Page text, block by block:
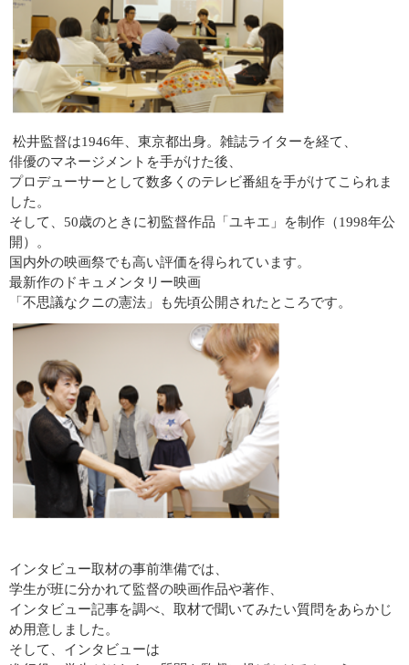
松井監督は1946年、東京都出身。雑誌ライターを経て、
俳優のマネージメントを手がけた後、
プロデューサーとして数多くのテレビ番組を手がけてこられま
した。
そして、50歳のときに初監督作品「ユキエ」を制作（1998年公
開）。
国内外の映画祭でも高い評価を得られています。
最新作のドキュメンタリー映画
「不思議なクニの憲法」も先頃公開されたところです。
インタビュー取材の事前準備では、
学生が班に分かれて監督の映画作品や著作、
インタビュー記事を調べ、取材で聞いてみたい質問をあらかじ
め用意しました。
そして、インタビューは